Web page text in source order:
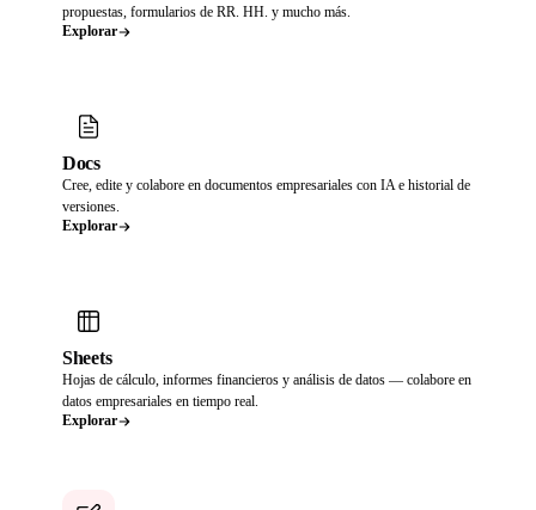
propuestas, formularios de RR. HH. y mucho más.
Explorar
Docs
Cree, edite y colabore en documentos empresariales con IA e historial de
versiones.
Explorar
Sheets
Hojas de cálculo, informes financieros y análisis de datos — colabore en
datos empresariales en tiempo real.
Explorar